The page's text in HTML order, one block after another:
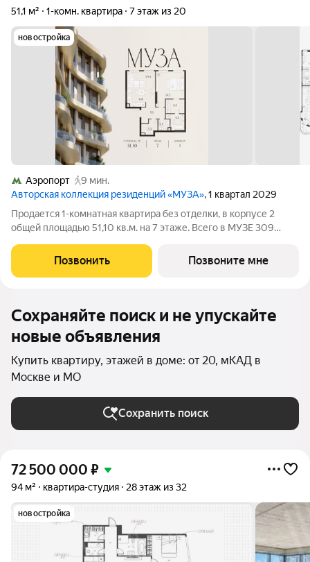
51,1 м²
1-комн. квартира 7 этаж из 20
новостройка
Аэропорт
9 мин.
Авторская коллекция резиденций «МУЗА», 1 квартал 2029
Продается 1-комнатная квартира без отделки, в корпусе 2
общей площадью 51,10 кв.м. на 7 этаже. Всего в МУЗЕ 309
террасами. Высота потолков от 3,5 до 4,65 м. Эксклюзивные
Позвонить Позвоните мне
Сохраняйте поиск и не упускайте
новые объявления
Купить квартиру, этажей в доме: от 20, мКАД в
Москве и МО
Сохранить поиск
72 500 000 ₽
94 м² квартира-студия 28 этаж из 32
новостройка